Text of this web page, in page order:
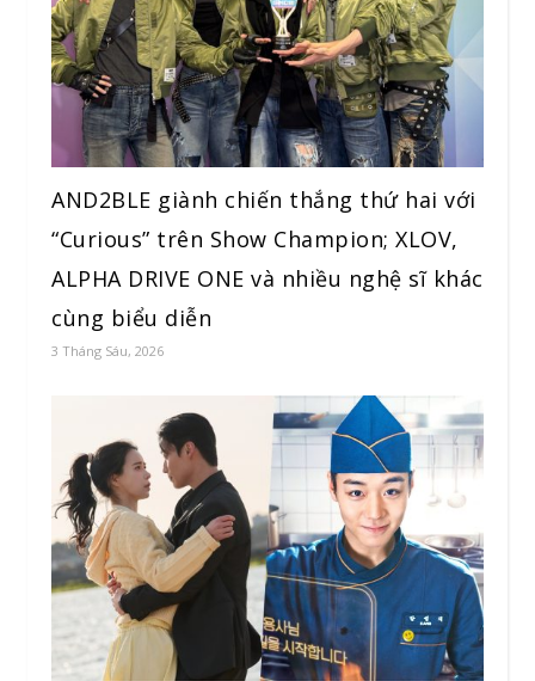
AND2BLE giành chiến thắng thứ hai với
“Curious” trên Show Champion; XLOV,
ALPHA DRIVE ONE và nhiều nghệ sĩ khác
cùng biểu diễn
3 Tháng Sáu, 2026